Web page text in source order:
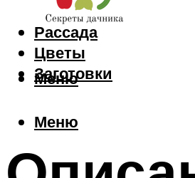
Сад и огород
Рассада
Цветы
Заготовки
Меню
Меню